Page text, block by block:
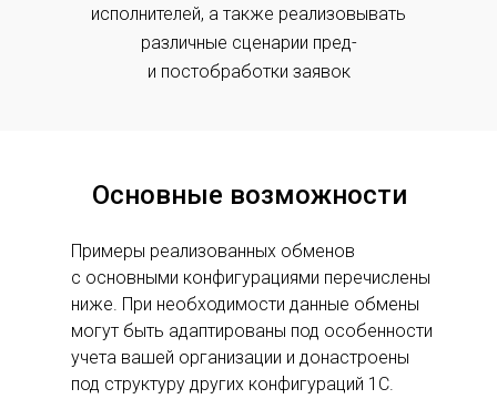
исполнителей, а также реализовывать
различные сценарии пред-
и постобработки заявок
Основные возможности
Примеры реализованных обменов
с основными конфигурациями перечислены
ниже. При необходимости данные обмены
могут быть адаптированы под особенности
учета вашей организации и донастроены
под структуру других конфигураций 1С.